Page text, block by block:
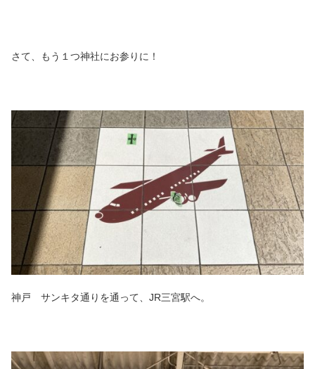
さて、もう１つ神社にお参りに！
神戸 サンキタ通りを通って、JR三宮駅へ。